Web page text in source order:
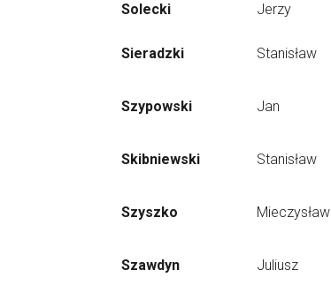
Solecki Jerzy
Sieradzki Stanisław
Szypowski Jan
Skibniewski Stanisław
Szyszko Mieczysław
Szawdyn Juliusz